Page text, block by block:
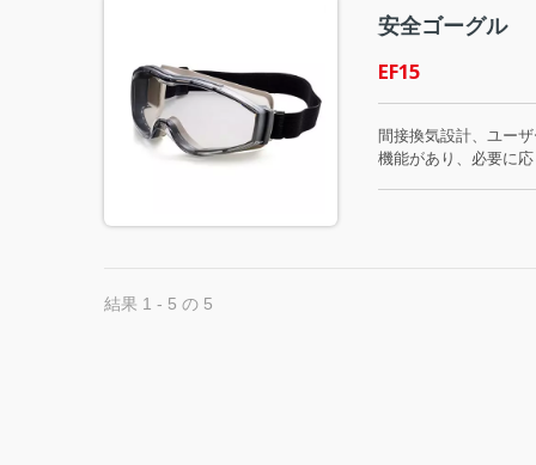
安全ゴーグル
EF15
間接換気設計、ユー
機能があり、必要に
結果 1 - 5 の 5